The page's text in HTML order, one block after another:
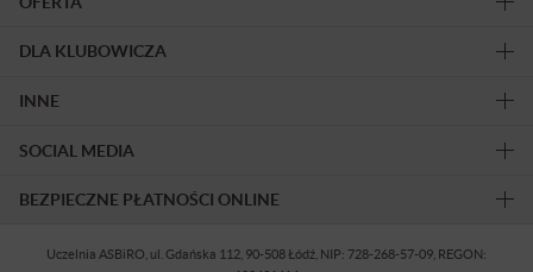
DLA KLUBOWICZA
INNE
SOCIAL MEDIA
BEZPIECZNE PŁATNOŚCI ONLINE
Uczelnia ASBiRO, ul. Gdańska 112, 90-508 Łódź, NIP: 728-268-57-09, REGON: